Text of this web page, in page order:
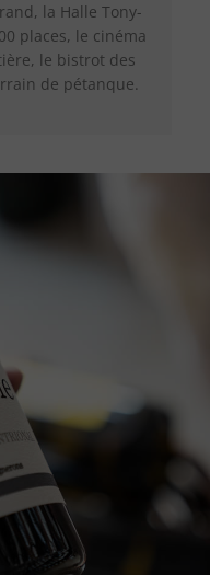
la Halle Tony-
places, le cinéma
le bistrot des
de pétanque.